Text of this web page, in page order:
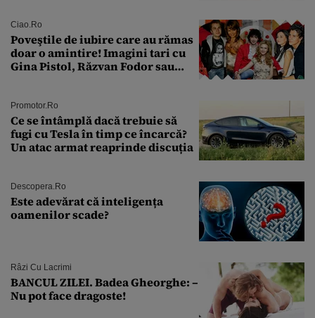
îmi salvez viața”
Ciao.ro
Poveştile de iubire care au rămas
doar o amintire! Imagini tari cu
Gina Pistol, Răzvan Fodor sau
Promotor.ro
Ce se întâmplă dacă trebuie să
fugi cu Tesla în timp ce încarcă?
Un atac armat reaprinde discuția
Descopera.ro
Este adevărat că inteligența
oamenilor scade?
Râzi Cu Lacrimi
BANCUL ZILEI. Badea Gheorghe: –
Nu pot face dragoste!